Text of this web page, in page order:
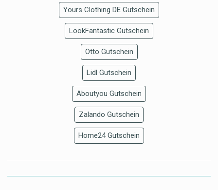
Yours Clothing DE Gutschein
LookFantastic Gutschein
Otto Gutschein
Lidl Gutschein
Aboutyou Gutschein
Zalando Gutschein
Home24 Gutschein